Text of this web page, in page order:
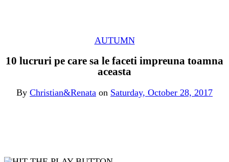
AUTUMN
10 lucruri pe care sa le faceti impreuna toamna
aceasta
By Christian&Renata on Saturday, October 28, 2017